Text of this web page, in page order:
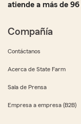
atiende a más de
Compañía
Contáctanos
Acerca de State Farm
Sala de Prensa
Empresa a empresa (B2B)